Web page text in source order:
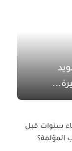
سنوات قبل
المؤلمة؟